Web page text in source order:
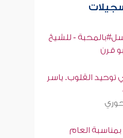
- للشيخ
قرن
توحيد القلوب. ياسر
العام